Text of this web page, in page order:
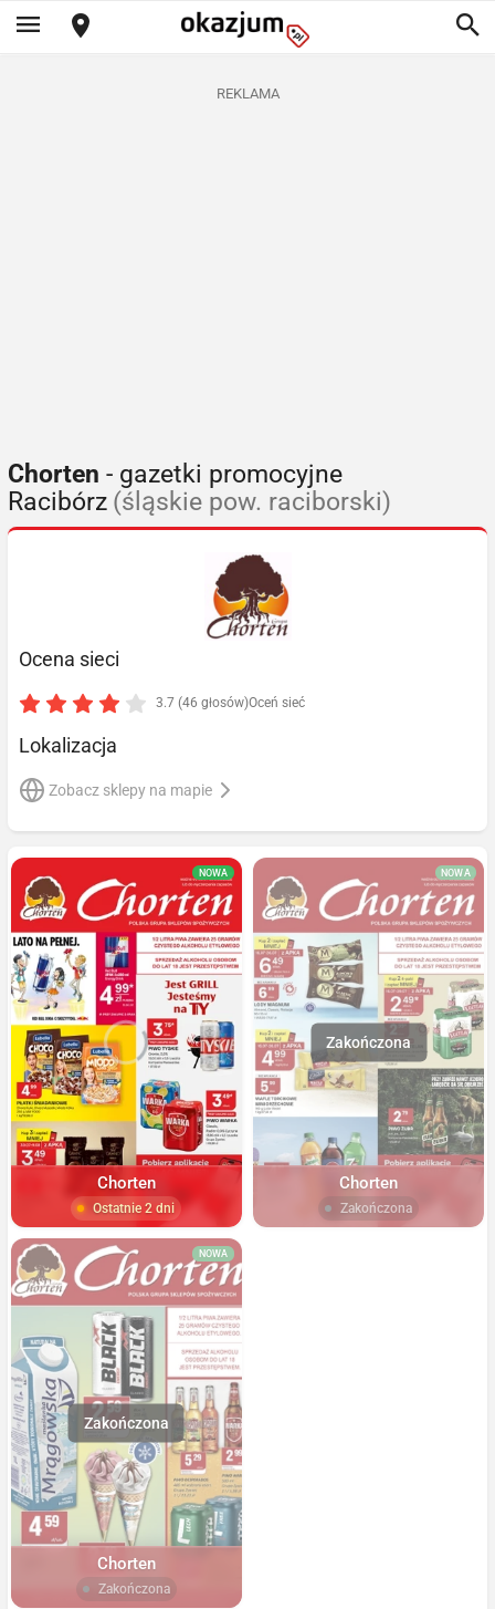
REKLAMA
Chorten - gazetki promocyjne
Racibórz (śląskie pow. raciborski)
Ocena sieci
3.7 (46 głosów)Oceń sieć
Lokalizacja
Zobacz sklepy na mapie
NOWA
Chorten
Ostatnie 2 dni
NOWA
Chorten
Zakończona
NOWA
Chorten
Zakończona